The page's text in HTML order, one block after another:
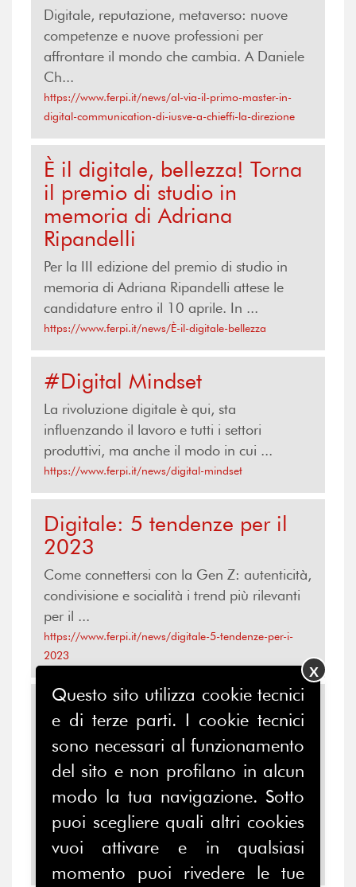
Digitale, reputazione, metaverso: nuove
competenze e nuove professioni per
affrontare il mondo che cambia. A Daniele
Ch...
https://www.ferpi.it/news/al-via-il-primo-master-in-
digital-communication-di-iusve-a-chieffi-la-direzione
È il digitale, bellezza! Torna
il premio di studio in
memoria di Adriana
Ripandelli
Per la III edizione del premio di studio in
memoria di Adriana Ripandelli attese le
candidature entro il 10 aprile. In ...
https://www.ferpi.it/news/È-il-digitale-bellezza
#Digital Mindset
La rivoluzione digitale è qui, sta
influenzando il lavoro e tutti i settori
produttivi, ma anche il modo in cui ...
https://www.ferpi.it/news/digital-mindset
Digitale: 5 tendenze per il
2023
Come connettersi con la Gen Z: autenticità,
condivisione e socialità i trend più rilevanti
per il ...
https://www.ferpi.it/news/digitale-5-tendenze-per-i-
2023
Il ruolo delle imprese nella
transizione ecologica e
digitale
Refe – Strategie di sviluppo
sostenibile organizza giovedì 9
febbraio alle ore 17.00 ne...
https://www.ferpi.it/eventi/il-ruolo-delle-imprese-nella-
Questo sito utilizza cookie tecnici
e di terze parti. I cookie tecnici
sono necessari al funzionamento
del sito e non profilano in alcun
modo la tua navigazione. Sotto
puoi scegliere quali altri cookies
vuoi attivare e in qualsiasi
momento puoi rivedere le tue
X